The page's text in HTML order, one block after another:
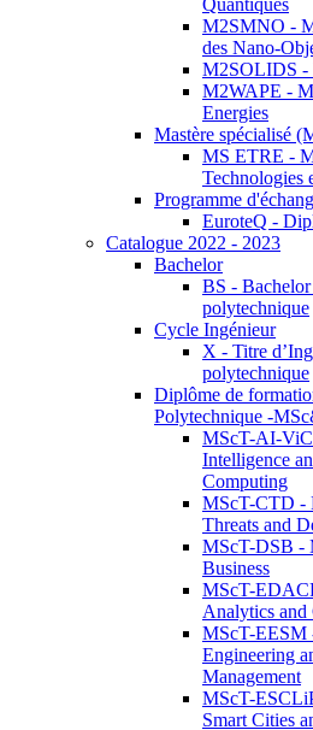
Quantiques
M2SMNO -
des Nano-
M2SOLIDS -
M2WAPE -
Energies
Mastère spécialisé
MS ETRE -
Technologies
Programme
EuroteQ -
Catalogue 2022 - 2023
Bachelor
BS -
polytechnique
Cycle Ingénieur
X - Titre
polytechnique
Diplôme de
Polytechnique -
MScT-AI-
Intelligence
Computing
MScT-CTD -
Threats and
MScT-DSB -
Business
MScT-
Analytics and
MScT-EESM
Engineering
Management
MScT-
Smart Cities